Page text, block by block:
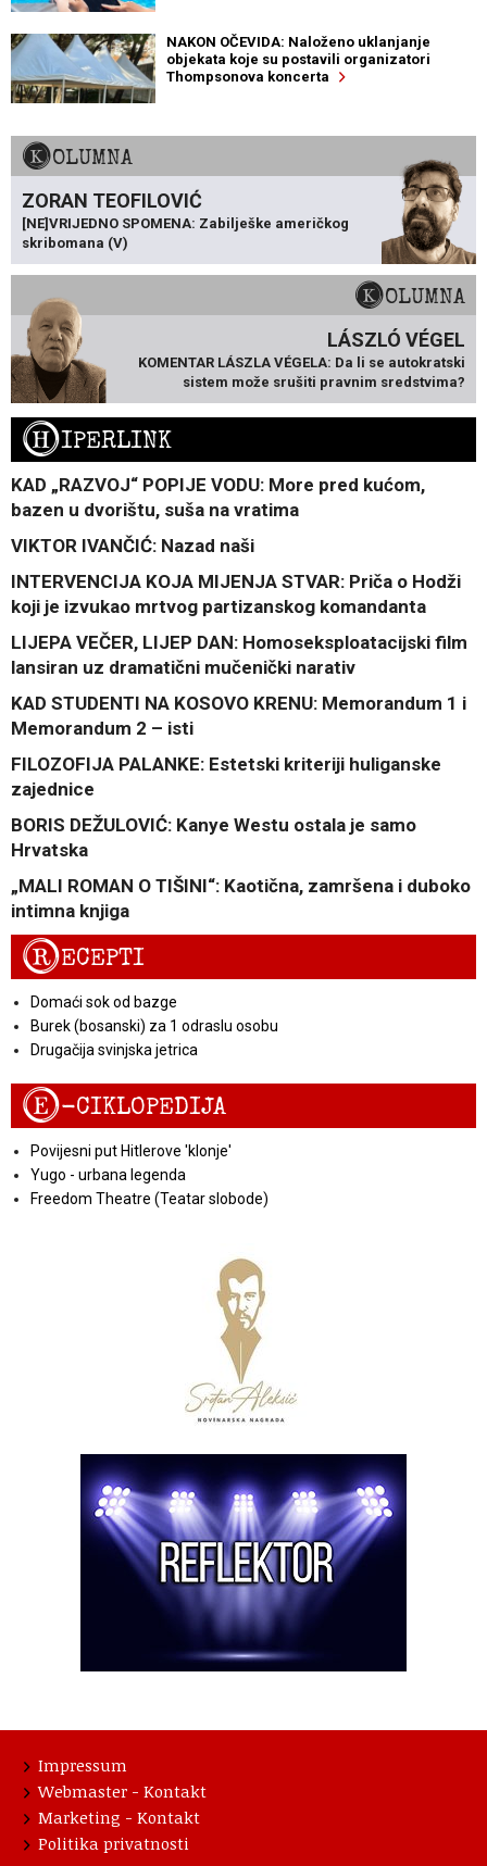
NAKON OČEVIDA: Naloženo uklanjanje
objekata koje su postavili organizatori
Thompsonova koncerta
KOLUMNA
ZORAN TEOFILOVIĆ
[NE]VRIJEDNO SPOMENA: Zabilješke američkog
skribomana (V)
KOLUMNA
LÁSZLÓ VÉGEL
KOMENTAR LÁSZLA VÉGELA: Da li se autokratski
sistem može srušiti pravnim sredstvima?
HIPERLINK
KAD „RAZVOJ“ POPIJE VODU: More pred kućom,
bazen u dvorištu, suša na vratima
VIKTOR IVANČIĆ: Nazad naši
INTERVENCIJA KOJA MIJENJA STVAR: Priča o Hodži
koji je izvukao mrtvog partizanskog komandanta
LIJEPA VEČER, LIJEP DAN: Homoseksploatacijski film
lansiran uz dramatični mučenički narativ
KAD STUDENTI NA KOSOVO KRENU: Memorandum 1 i
Memorandum 2 – isti
FILOZOFIJA PALANKE: Estetski kriteriji huliganske
zajednice
BORIS DEŽULOVIĆ: Kanye Westu ostala je samo
Hrvatska
„MALI ROMAN O TIŠINI“: Kaotična, zamršena i duboko
intimna knjiga
RECEPTI
Domaći sok od bazge
Burek (bosanski) za 1 odraslu osobu
Drugačija svinjska jetrica
E-CIKLOPEDIJA
Povijesni put Hitlerove 'klonje'
Yugo - urbana legenda
Freedom Theatre (Teatar slobode)
Impressum
Webmaster - Kontakt
Marketing - Kontakt
Politika privatnosti